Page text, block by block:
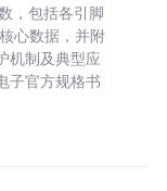
，包括各引脚
心数据，并附
机制及典型应
子官方规格书